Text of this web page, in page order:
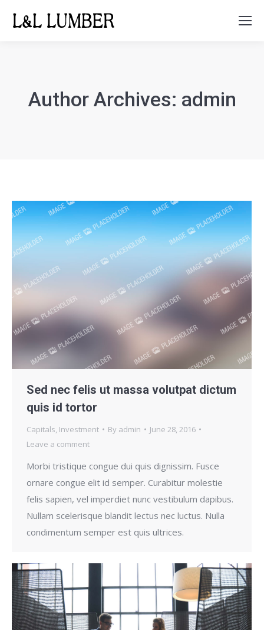
Search:
Author Archives: admin
Sed nec felis ut massa volutpat dictum
quis id tortor
Capitals, Investment By admin
June 28, 2016
Leave a comment
Morbi tristique congue dui quis dignissim. Fusce
ornare congue elit id semper. Curabitur molestie
felis sapien, vel imperdiet nunc vestibulum dapibus.
Nullam scelerisque blandit lectus nec luctus. Nulla
condimentum semper est quis ultrices.